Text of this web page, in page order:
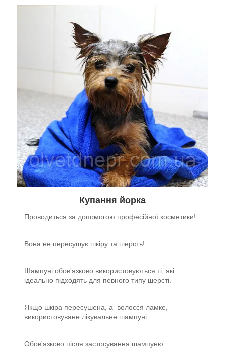
Купання йорка
Проводиться за допомогою професійної косметики!
Вона не пересушує шкіру та шерсть!
Шампуні обов'язково використовуються ті, які
ідеально підходять для певного типу шерсті.
Якщо шкіра пересушена, а волосся ламке,
використовуване лікувальне шампуні.
Обов'язково після застосування шампуню